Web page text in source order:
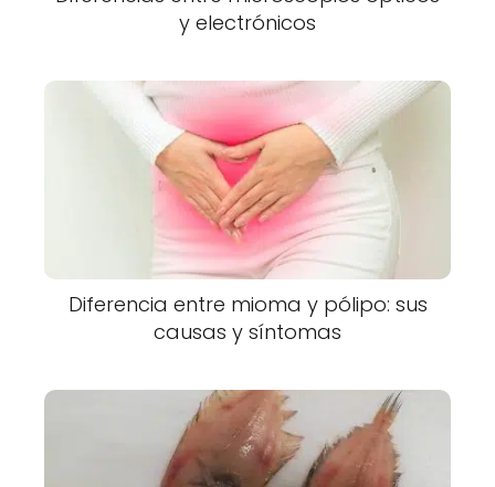
y electrónicos
Diferencia entre mioma y pólipo: sus
causas y síntomas